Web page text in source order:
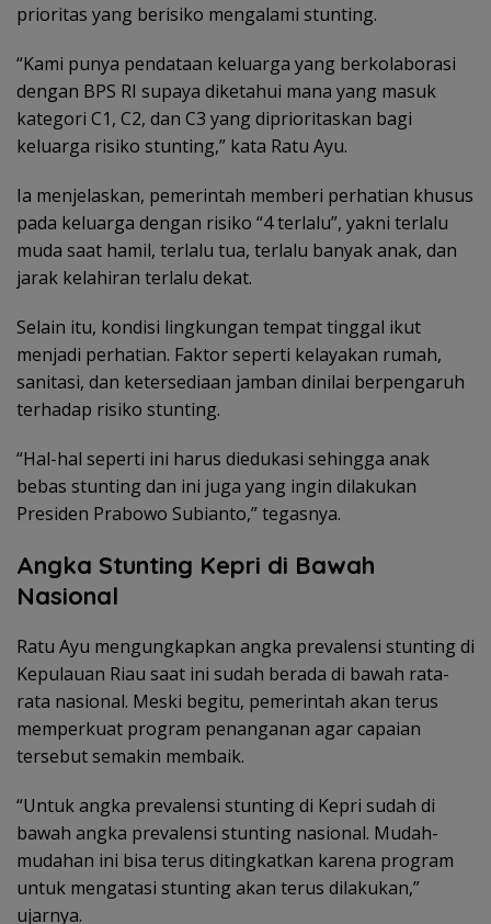
prioritas yang berisiko mengalami stunting.
“Kami punya pendataan keluarga yang berkolaborasi
dengan BPS RI supaya diketahui mana yang masuk
kategori C1, C2, dan C3 yang diprioritaskan bagi
keluarga risiko stunting,” kata Ratu Ayu.
Ia menjelaskan, pemerintah memberi perhatian khusus
pada keluarga dengan risiko “4 terlalu”, yakni terlalu
muda saat hamil, terlalu tua, terlalu banyak anak, dan
jarak kelahiran terlalu dekat.
Selain itu, kondisi lingkungan tempat tinggal ikut
menjadi perhatian. Faktor seperti kelayakan rumah,
sanitasi, dan ketersediaan jamban dinilai berpengaruh
terhadap risiko stunting.
“Hal-hal seperti ini harus diedukasi sehingga anak
bebas stunting dan ini juga yang ingin dilakukan
Presiden Prabowo Subianto,” tegasnya.
Angka Stunting Kepri di Bawah
Nasional
Ratu Ayu mengungkapkan angka prevalensi stunting di
Kepulauan Riau saat ini sudah berada di bawah rata-
rata nasional. Meski begitu, pemerintah akan terus
memperkuat program penanganan agar capaian
tersebut semakin membaik.
“Untuk angka prevalensi stunting di Kepri sudah di
bawah angka prevalensi stunting nasional. Mudah-
mudahan ini bisa terus ditingkatkan karena program
untuk mengatasi stunting akan terus dilakukan,”
ujarnya.